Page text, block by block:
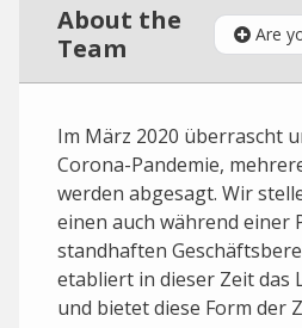
About the
Team
Are
Im März 2020 überrascht
Corona-Pandemie,
werden abgesagt. Wir
einen auch während einer
standhaften
etabliert in dieser Zeit das
und bietet diese Form der